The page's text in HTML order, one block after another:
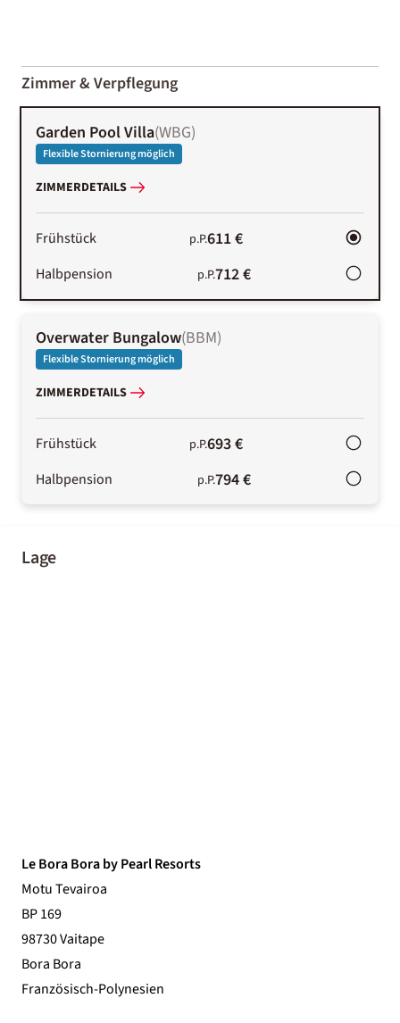
01-02
Zimmer & Verpflegung
Garden Pool Villa(WBG)
Flexible Stornierung möglich
ZIMMERDETAILS
Frühstück p.P.611 €
Halbpension p.P.712 €
Overwater Bungalow(BBM)
Flexible Stornierung möglich
ZIMMERDETAILS
Frühstück p.P.693 €
Halbpension p.P.794 €
Lage
Le Bora Bora by Pearl Resorts
Motu Tevairoa
BP 169
98730 Vaitape
Bora Bora
Französisch-Polynesien